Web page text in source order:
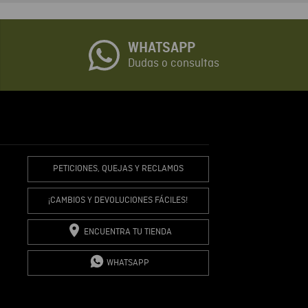
COMENTARIO
WHATSAPP
Dudas o consultas
PETICIONES, QUEJAS Y RECLAMOS
¡CAMBIOS Y DEVOLUCIONES FÁCILES!
ENCUENTRA TU TIENDA
WHATSAPP